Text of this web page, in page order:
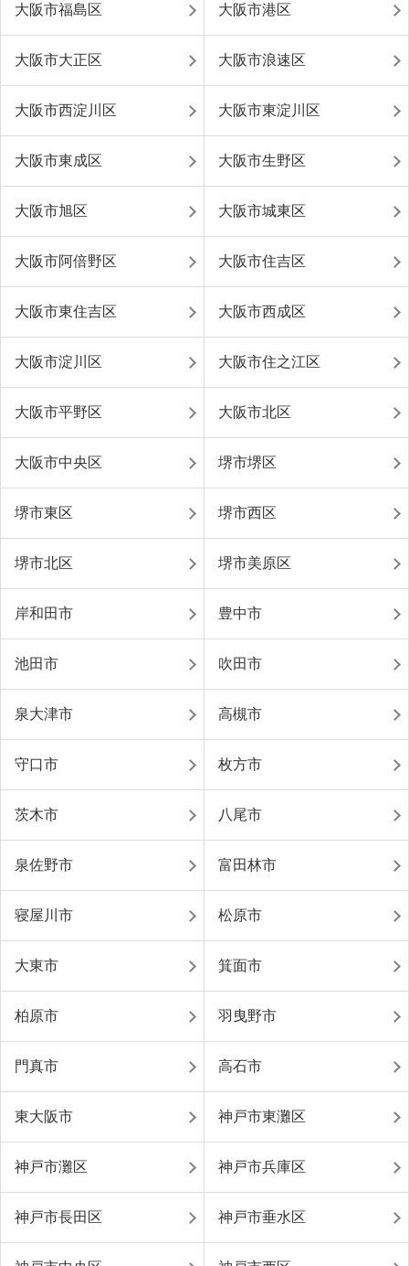
大阪市福島区 大阪市港区
大阪市大正区 大阪市浪速区
大阪市西淀川区 大阪市東淀川区
大阪市東成区 大阪市生野区
大阪市旭区 大阪市城東区
大阪市阿倍野区 大阪市住吉区
大阪市東住吉区 大阪市西成区
大阪市淀川区 大阪市住之江区
大阪市平野区 大阪市北区
大阪市中央区 堺市堺区
堺市東区 堺市西区
堺市北区 堺市美原区
岸和田市 豊中市
池田市 吹田市
泉大津市 高槻市
守口市 枚方市
茨木市 八尾市
泉佐野市 富田林市
寝屋川市 松原市
大東市 箕面市
柏原市 羽曳野市
門真市 高石市
東大阪市 神戸市東灘区
神戸市灘区 神戸市兵庫区
神戸市長田区 神戸市垂水区